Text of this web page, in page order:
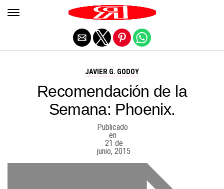
JAVIER G. GODOY
Recomendación de la
Semana: Phoenix.
Publicado
en
21 de
junio, 2015
Salir de la versión móvil